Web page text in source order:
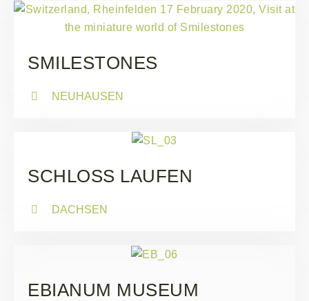
SMILESTONES
NEUHAUSEN
SCHLOSS LAUFEN
DACHSEN
EBIANUM MUSEUM